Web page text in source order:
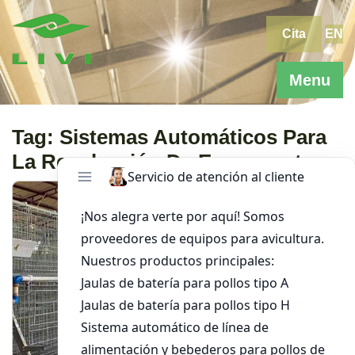
Skip
content
Menu
Cita EN
Tag: Sistemas Automáticos Para
La Recolección De Excrementos